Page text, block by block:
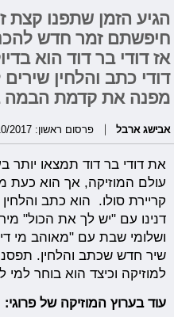
הגיע הזמן שתפנו קצת
חיפשתם זמר חדש
אז דודי בר דוד הוא
דודי כתב והלחין
מפנה את קדמת הבמה
אבישג ארבל פרסום ראשון: 18/10/2017, 16:05
את דודי בר דוד תמצאו יותר
עולם המוזיקה, אך הוא כעת
קריירת סולו. הוא כתב
דנינו עם "יש לך את הכול"
ושלומי שבת עם "מאוהב מי
שיר חדש שכתב והלחין.
למוזיקה וכיצד הוא בוחר למי
עוד בערוץ המוזיקה של פרוגי: